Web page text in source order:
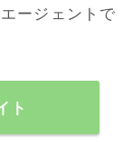
ージェントで
ト